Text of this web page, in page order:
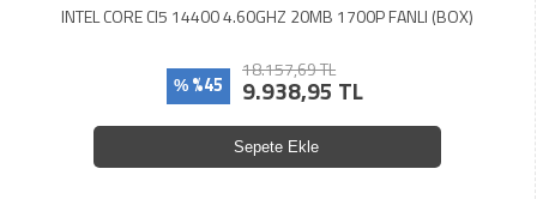
INTEL CORE CI5 14400 4.60GHZ 20MB 1700P FANLI (BOX)
% %45
18.157,69 TL
9.938,95 TL
Sepete Ekle